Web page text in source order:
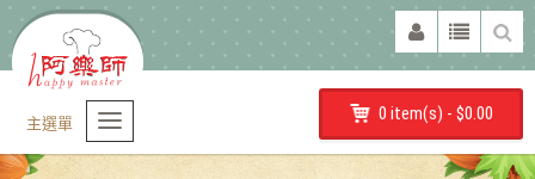
主選單 0 item(s) - $0.00